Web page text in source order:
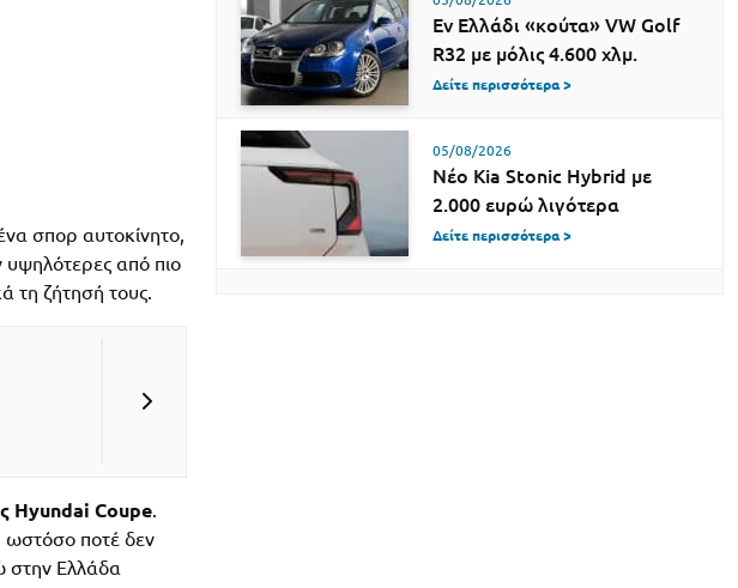
σπορ αυτοκίνητο,
υψηλότερες από πιο
τη ζήτησή τους.
Hyundai Coupe.
ωστόσο ποτέ δεν
στην Ελλάδα
Εν Ελλάδι «κούτα» VW Golf
R32 με μόλις 4.600 χλμ.
Δείτε περισσότερα >
05/08/2026
Νέο Kia Stonic Hybrid με
2.000 ευρώ λιγότερα
Δείτε περισσότερα >